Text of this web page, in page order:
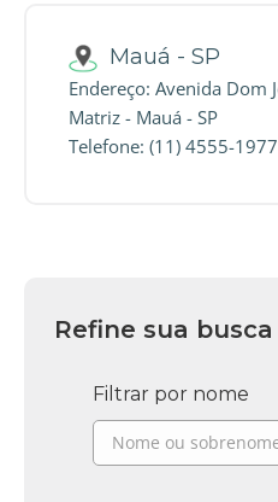
Mauá - SP
Endereço: Avenida Dom
Matriz - Mauá - SP
Telefone: (11) 4555-1977
Refine sua busca
Filtrar por nome